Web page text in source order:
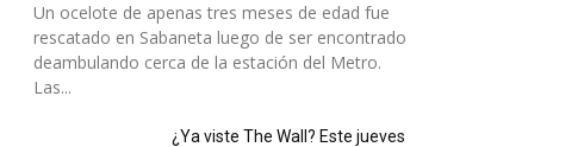
Un ocelote de apenas tres meses de edad fue
rescatado en Sabaneta luego de ser encontrado
deambulando cerca de la estación del Metro.
Las...
¿Ya viste The Wall? Este jueves